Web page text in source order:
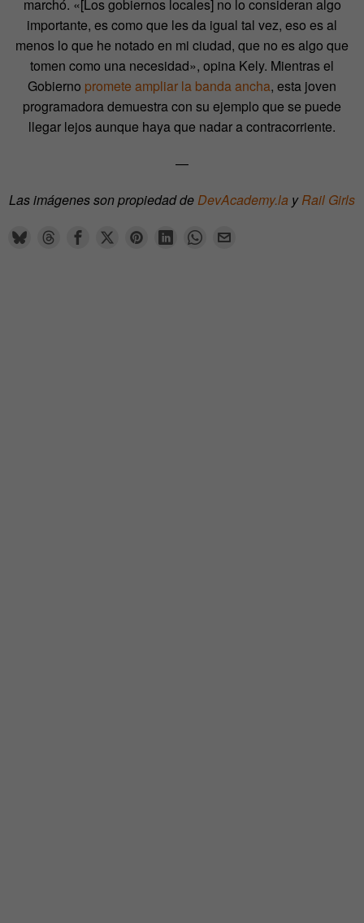
marchó. «[Los gobiernos locales] no lo consideran algo
importante, es como que les da igual tal vez, eso es al
menos lo que he notado en mi ciudad, que no es algo que
tomen como una necesidad», opina Kely. Mientras el
Gobierno promete ampliar la banda ancha, esta joven
programadora demuestra con su ejemplo que se puede
llegar lejos aunque haya que nadar a contracorriente.
—
Las imágenes son propiedad deDevAcademy.la yRail Girls